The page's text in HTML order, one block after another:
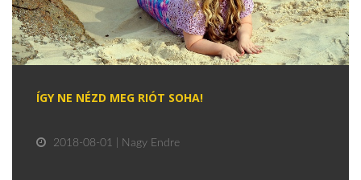
ÍGY NE NÉZD MEG RIÓT SOHA!
2018-08-01 | Nagy Endre